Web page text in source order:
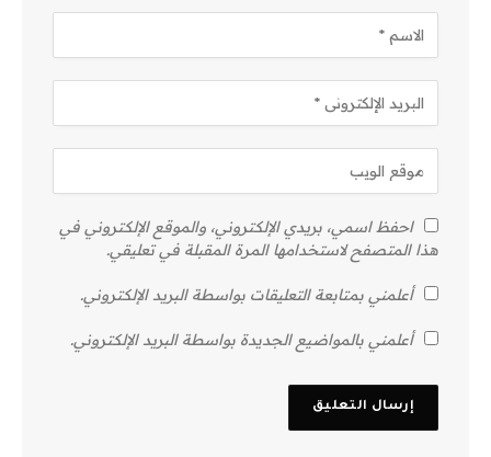
احفظ اسمي، بريدي الإلكتروني، والموقع الإلكتروني في
هذا المتصفح لاستخدامها المرة المقبلة في تعليقي.
أعلمني بمتابعة التعليقات بواسطة البريد الإلكتروني.
أعلمني بالمواضيع الجديدة بواسطة البريد الإلكتروني.